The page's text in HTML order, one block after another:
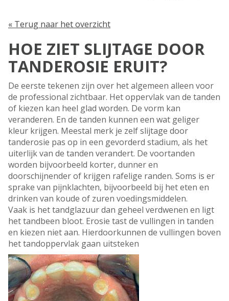
« Terug naar het overzicht
HOE ZIET SLIJTAGE DOOR
TANDEROSIE ERUIT?
De eerste tekenen zijn over het algemeen alleen voor
de professional zichtbaar. Het oppervlak van de tanden
of kiezen kan heel glad worden. De vorm kan
veranderen. En de tanden kunnen een wat geliger
kleur krijgen. Meestal merk je zelf slijtage door
tanderosie pas op in een gevorderd stadium, als het
uiterlijk van de tanden verandert. De voortanden
worden bijvoorbeeld korter, dunner en
doorschijnender of krijgen rafelige randen. Soms is er
sprake van pijnklachten, bijvoorbeeld bij het eten en
drinken van koude of zuren voedingsmiddelen.
Vaak is het tandglazuur dan geheel verdwenen en ligt
het tandbeen bloot. Erosie tast de vullingen in tanden
en kiezen niet aan. Hierdoorkunnen de vullingen boven
het tandoppervlak gaan uitsteken